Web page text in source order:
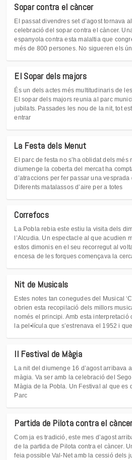
Sopar contra el càncer
El passat divendres set d’agost tornava
celebració del sopar contra el càncer.
espanyola contra esta malaltia que
més de 800 persones. No sigueren els
El Sopar dels majors
És un dels actes més multitudinaris de
El sopar dels majors reunia al parc
jubilats. Passades les nou de la nit, tot
entrar
La Festa dels Menut
El parc de festa no s’ha oblidat dels més
diumenge la coberta del mercat ha
d’atraccions per fer passar una vesprada
Diferents matalassos d’aire per a totes
Correfocs
La Pobla rebia este estiu la visita dels
l’Alcudia. Un espectacle al que acudien
estos dimonis en el seu recorregut al
encesa de les forques començava la
Nit de Musicals
Estes notes tan conegudes del Musical
obrien esta recopilació dels millors
només el principi. Amb esta interpretació
la pel•lícula que s’estrenava el 1952 i
II Festival de Màgia
La nit del diumenge 16 d’agost arribava
màgia. Va ser amb la celebració del
Màgia de la Pobla. Un Festival al que es
Parc
Partida de Pilota contra el
Com ja es tradició, este mes d’agost
de la partida de Pilota contra el càncer.
feia possible Val-Net amb la cessió dels